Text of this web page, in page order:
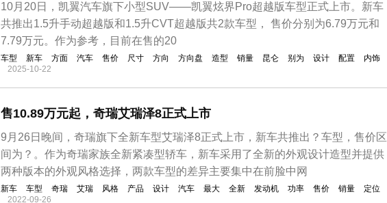
10月20日，凯翼汽车旗下小型SUV——凯翼炫界Pro超越版车型正式上市。新车
共推出1.5升手动超越版和1.5升CVT超越版共2款车型， 售价分别为6.79万元和
7.79万元。作为参考，目前在售的20
车型 新车 方面 汽车 售价 尺寸 方向 方向盘 造型 销量 昆仑 别为 设计 配置
内饰
2025-10-22
售10.89万元起，奇瑞艾瑞泽8正式上市
9月26日晚间，奇瑞旗下全新车型艾瑞泽8正式上市，新车共推出？车型，售价区
间为？。作为奇瑞家族全新紧凑型轿车，新车采用了全新的外观设计造型并提供
两种版本的外观风格选择，两款车型的差异主要集中在前脸中网
新车 车型 奇瑞 艾瑞 风格 产品 设计 汽车 最大 全新 发动机 功率 售价 销量
定位
2022-09-26